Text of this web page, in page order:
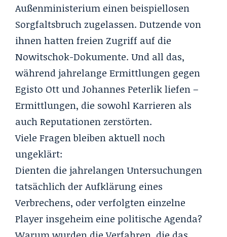
Außenministerium einen beispiellosen
Sorgfaltsbruch zugelassen. Dutzende von
ihnen hatten freien Zugriff auf die
Nowitschok-Dokumente. Und all das,
während jahrelange Ermittlungen gegen
Egisto Ott und Johannes Peterlik liefen –
Ermittlungen, die sowohl Karrieren als
auch Reputationen zerstörten.
Viele Fragen bleiben aktuell noch
ungeklärt:
Dienten die jahrelangen Untersuchungen
tatsächlich der Aufklärung eines
Verbrechens, oder verfolgten einzelne
Player insgeheim eine politische Agenda?